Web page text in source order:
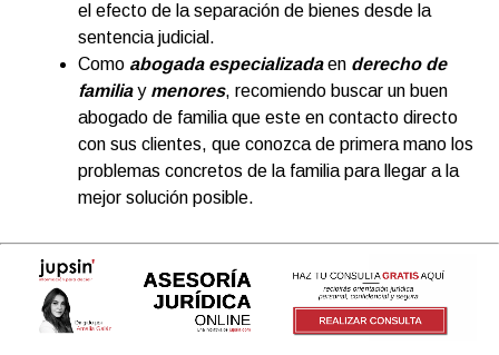
el efecto de la separación de bienes desde la
sentencia judicial.
Como abogada especializadaen derecho de
familiay menores, recomiendo buscar un buen
abogado de familia que este en contacto directo
con sus clientes, que conozca de primera mano los
problemas concretos de la familia para llegar a la
mejor solución posible.